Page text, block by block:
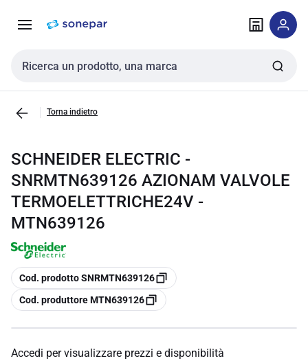
navigazione alla
Cerca input
Torna indietro
SCHNEIDER ELECTRIC -
SNRMTN639126 AZIONAM VALVOLE
TERMOELETTRICHE24V -
MTN639126
copia
Cod. prodotto SNRMTN639126
copia
Cod. produttore MTN639126
Accedi per visualizzare prezzi e disponibilità